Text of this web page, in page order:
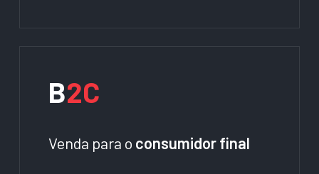
B2C
Venda para o consumidor final